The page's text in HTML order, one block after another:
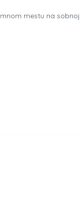
mestu na sobnoj